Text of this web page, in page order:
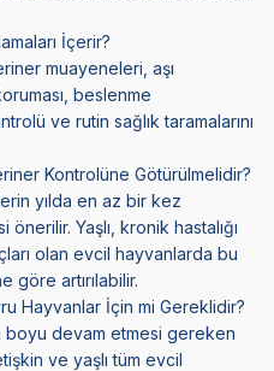
İçerir?
muayeneleri, aşı
beslenme
ve rutin sağlık taramalarını
Kontrolüne Götürülmelidir?
yılda en az bir kez
Yaşlı, kronik hastalığı
olan evcil hayvanlarda bu
göre artırılabilir.
Hayvanlar İçin mi Gereklidir?
boyu devam etmesi gereken
ve yaşlı tüm evcil